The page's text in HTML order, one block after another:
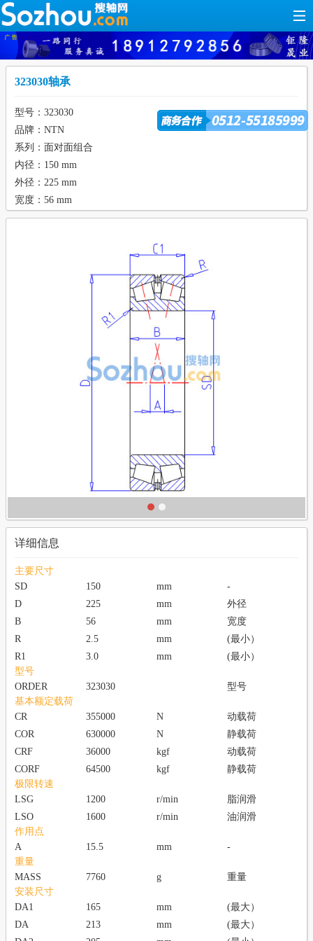
323030轴承
型号：323030
品牌：NTN
系列：面对面组合
内径：150 mm
外径：225 mm
宽度：56 mm
详细信息
主要尺寸
SD
150 mm
-
D
225 mm
外径
B
56 mm
宽度
R
2.5 mm
(最小）
R1
3.0 mm
(最小）
型号
ORDER
323030
型号
基本额定载荷
CR
355000 N
动载荷
COR
630000 N
静载荷
CRF
36000 kgf
动载荷
CORF
64500 kgf
静载荷
极限转速
LSG
1200 r/min
脂润滑
LSO
1600 r/min
油润滑
作用点
A
15.5 mm
-
重量
MASS
7760 g
重量
安装尺寸
DA1
165 mm
(最大）
DA
213 mm
(最大）